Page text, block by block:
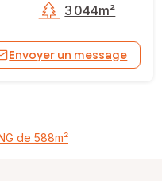
3 044m²
Envoyer un message
de 588m²